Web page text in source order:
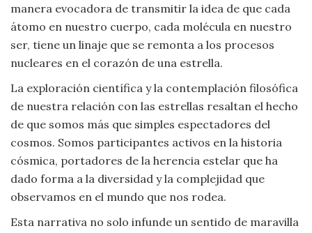
manera evocadora de transmitir la idea de que cada
átomo en nuestro cuerpo, cada molécula en nuestro
ser, tiene un linaje que se remonta a los procesos
nucleares en el corazón de una estrella.
La exploración científica y la contemplación filosófica
de nuestra relación con las estrellas resaltan el hecho
de que somos más que simples espectadores del
cosmos. Somos participantes activos en la historia
cósmica, portadores de la herencia estelar que ha
dado forma a la diversidad y la complejidad que
observamos en el mundo que nos rodea.
Esta narrativa no solo infunde un sentido de maravilla